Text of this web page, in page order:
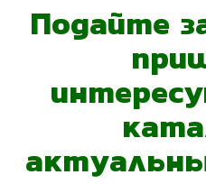
Подайте